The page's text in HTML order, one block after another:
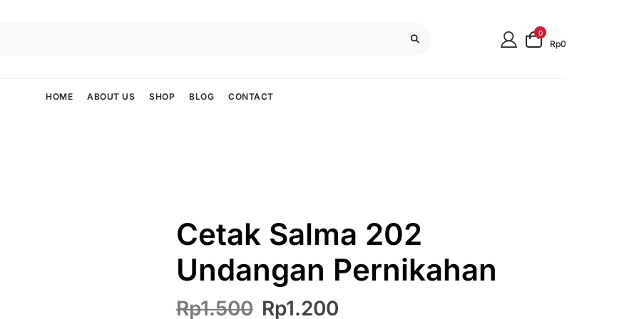
0
Rp0
HOME ABOUT US SHOP BLOG CONTACT
Cetak Salma 202
Undangan Pernikahan
Rp1.500 Harga
Rp1.200